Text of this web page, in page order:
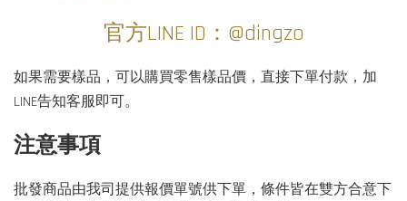
官方LINE ID：@dingzo
如果需要樣品，可以購買零售樣品價，直接下單付款，加
LINE告知客服即可。
注意事項
批發商品由我司提供報價單號供下單，條件皆在雙方合意下